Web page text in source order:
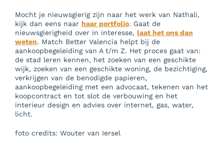
Mocht je nieuwsgierig zijn naar het werk van Nathali,
kijk dan eens naar haar portfolio. Gaat de
nieuwsgierigheid over in interesse, laat het ons dan
weten. Match Better Valencia helpt bij de
aankoopbegeleiding van A t/m Z. Het proces gaat van:
de stad leren kennen, het zoeken van een geschikte
wijk, zoeken van een geschikte woning, de bezichtiging,
verkrijgen van de benodigde papieren,
aankoopbegeleiding met een advocaat, tekenen van het
koopcontract en tot slot de verbouwing en het
interieur design en advies over internet, gas, water,
licht.
foto credits: Wouter van Iersel